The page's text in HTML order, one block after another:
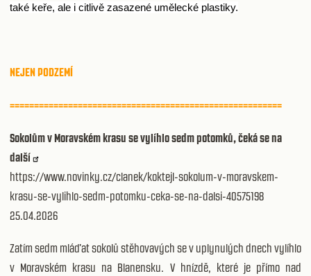
také keře, ale i citlivě zasazené umělecké plastiky.
NEJEN PODZEMÍ
========================================================
Sokolům v Moravském krasu se vylíhlo sedm potomků, čeká se na
další
https://www.novinky.cz/clanek/koktejl-sokolum-v-moravskem-
krasu-se-vylihlo-sedm-potomku-ceka-se-na-dalsi-40575198
25.04.2026
Zatím sedm mláďat sokolů stěhovavých se v uplynulých dnech vylíhlo
v Moravském krasu na Blanensku. V hnízdě, které je přímo nad